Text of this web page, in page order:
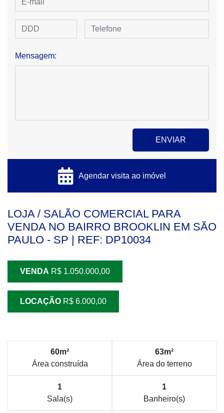
Mensagem:
Agendar visita ao imóvel
LOJA / SALÃO COMERCIAL PARA
VENDA NO BAIRRO BROOKLIN EM SÃO
PAULO - SP | REF: DP10034
VENDA R$ 1.050.000,00
LOCAÇÃO R$ 6.000,00
60m²
Área construída
63m²
Área do terreno
1
Sala(s)
1
Banheiro(s)